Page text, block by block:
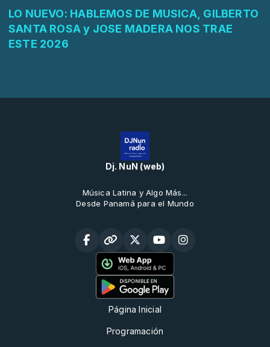
LO NUEVO: HABLEMOS DE MUSICA, GILBERTO
SANTA ROSA y JOSE MADERA NOS TRAE
ESTE 2026
Dj. NuN (web)
Música Latina y Algo Más...
Desde Panamá para el Mundo
Página Inicial
Programación